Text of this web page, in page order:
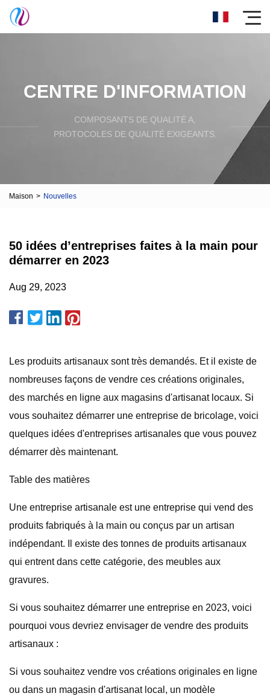
CENTRE D'INFORMATION
COMPOSANTS DE QUALITÉ A,
PROTOCOLES DE QUALITÉ EXIGEANTS.
Maison > Nouvelles
50 idées d’entreprises faites à la main pour
démarrer en 2023
Aug 29, 2023
Les produits artisanaux sont très demandés. Et il existe de
nombreuses façons de vendre ces créations originales,
des marchés en ligne aux magasins d'artisanat locaux. Si
vous souhaitez démarrer une entreprise de bricolage, voici
quelques idées d'entreprises artisanales que vous pouvez
démarrer dès maintenant.
Table des matières
Une entreprise artisanale est une entreprise qui vend des
produits fabriqués à la main ou conçus par un artisan
indépendant. Il existe des tonnes de produits artisanaux
qui entrent dans cette catégorie, des meubles aux
gravures.
Si vous souhaitez démarrer une entreprise en 2023, voici
pourquoi vous devriez envisager de vendre des produits
artisanaux :
Si vous souhaitez vendre vos créations originales en ligne
ou dans un magasin d'artisanat local, un modèle